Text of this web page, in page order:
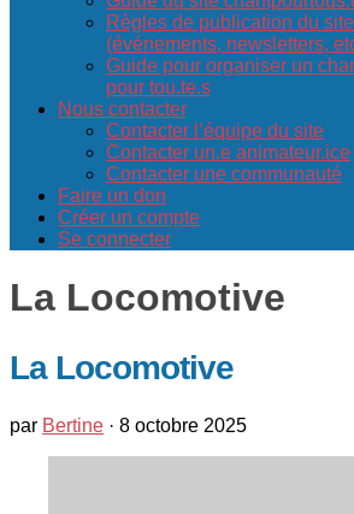
Règles de publication du site
(événements, newsletters,
Guide pour organiser un
pour tou.te.s
Nous contacter
Contacter l’équipe du site
Contacter un.e animateur.ice
Contacter une communauté
Faire un don
Créer un compte
Se connecter
La Locomotive
La Locomotive
par Bertine · 8 octobre 2025